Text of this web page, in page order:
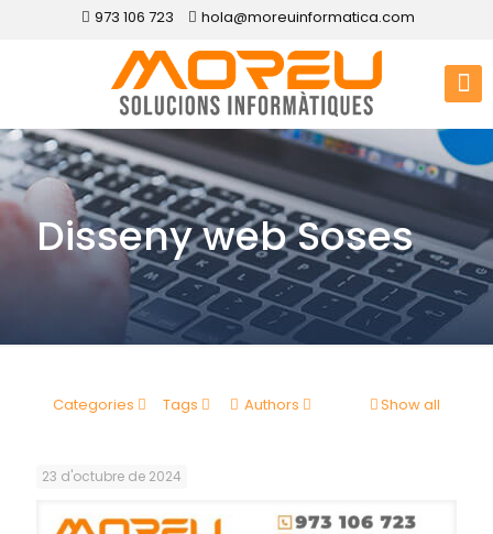
973 106 723 hola@moreuinformatica.com
Disseny web Soses
Categories Tags Authors Show all
23 d'octubre de 2024